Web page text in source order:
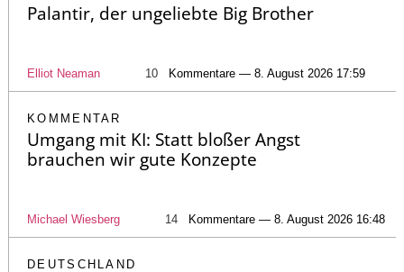
Palantir, der ungeliebte Big Brother
Elliot Neaman 10 Kommentare — 8. August 2026 17:59
KOMMENTAR
Umgang mit KI: Statt bloßer Angst
brauchen wir gute Konzepte
Michael Wiesberg 14 Kommentare — 8. August 2026 16:48
DEUTSCHLAND